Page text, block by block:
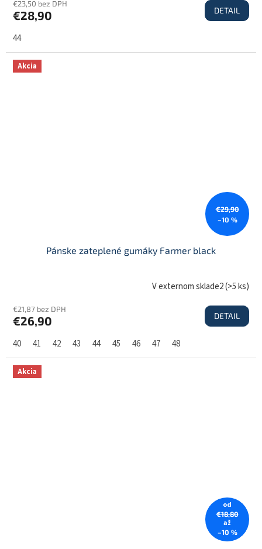
€23,50 bez DPH
€28,90 DETAIL
44
Akcia
€29,90
–10 %
Pánske zateplené gumáky Farmer black
V externom sklade2(>5 ks)
€21,87 bez DPH
€26,90 DETAIL
40 41 42 43 44 45 46 47 48
Akcia
od
€18,80
až
–10 %